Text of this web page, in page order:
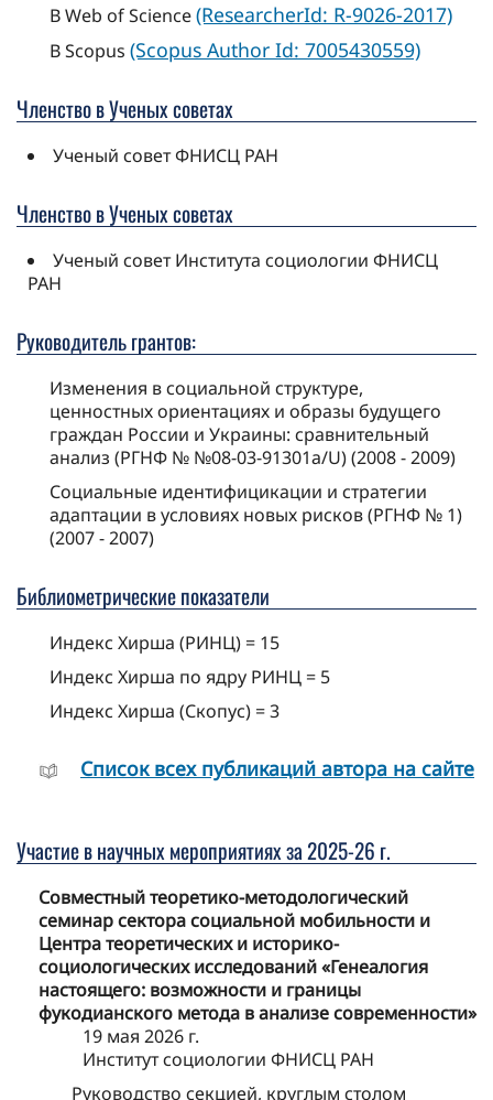
В Web of Science(ResearcherId: R-9026-2017)
В Scopus (Scopus Author Id: 7005430559)
Членство в Ученых сoветах
Ученый совет ФНИСЦ РАН
Членство в Ученых сoветах
Ученый совет Института социологии ФНИСЦ
РАН
Руководитель грантов:
Изменения в социальной структуре,
ценностных ориентациях и образы будущего
граждан России и Украины: сравнительный
анализ (РГНФ № №08-03-91301а/U) (2008 - 2009)
Социальные идентифицикации и стратегии
адаптации в условиях новых рисков (РГНФ № 1)
(2007 - 2007)
Библиометрические показатели
Индекс Хирша (РИНЦ) = 15
Индекс Хирша по ядру РИНЦ = 5
Индекс Хирша (Скопус) = 3
Cписок всех публикаций автора на сайте
Участие в научных мероприятиях за 2025-26 г.
Совместный теоретико-методологический
семинар сектора социальной мобильности и
Центра теоретических и историко-
социологических исследований «Генеалогия
настоящего: возможности и границы
фукодианского метода в анализе современности»
19 мая 2026 г.
Институт социологии ФНИСЦ РАН
Руководство секцией, круглым столом